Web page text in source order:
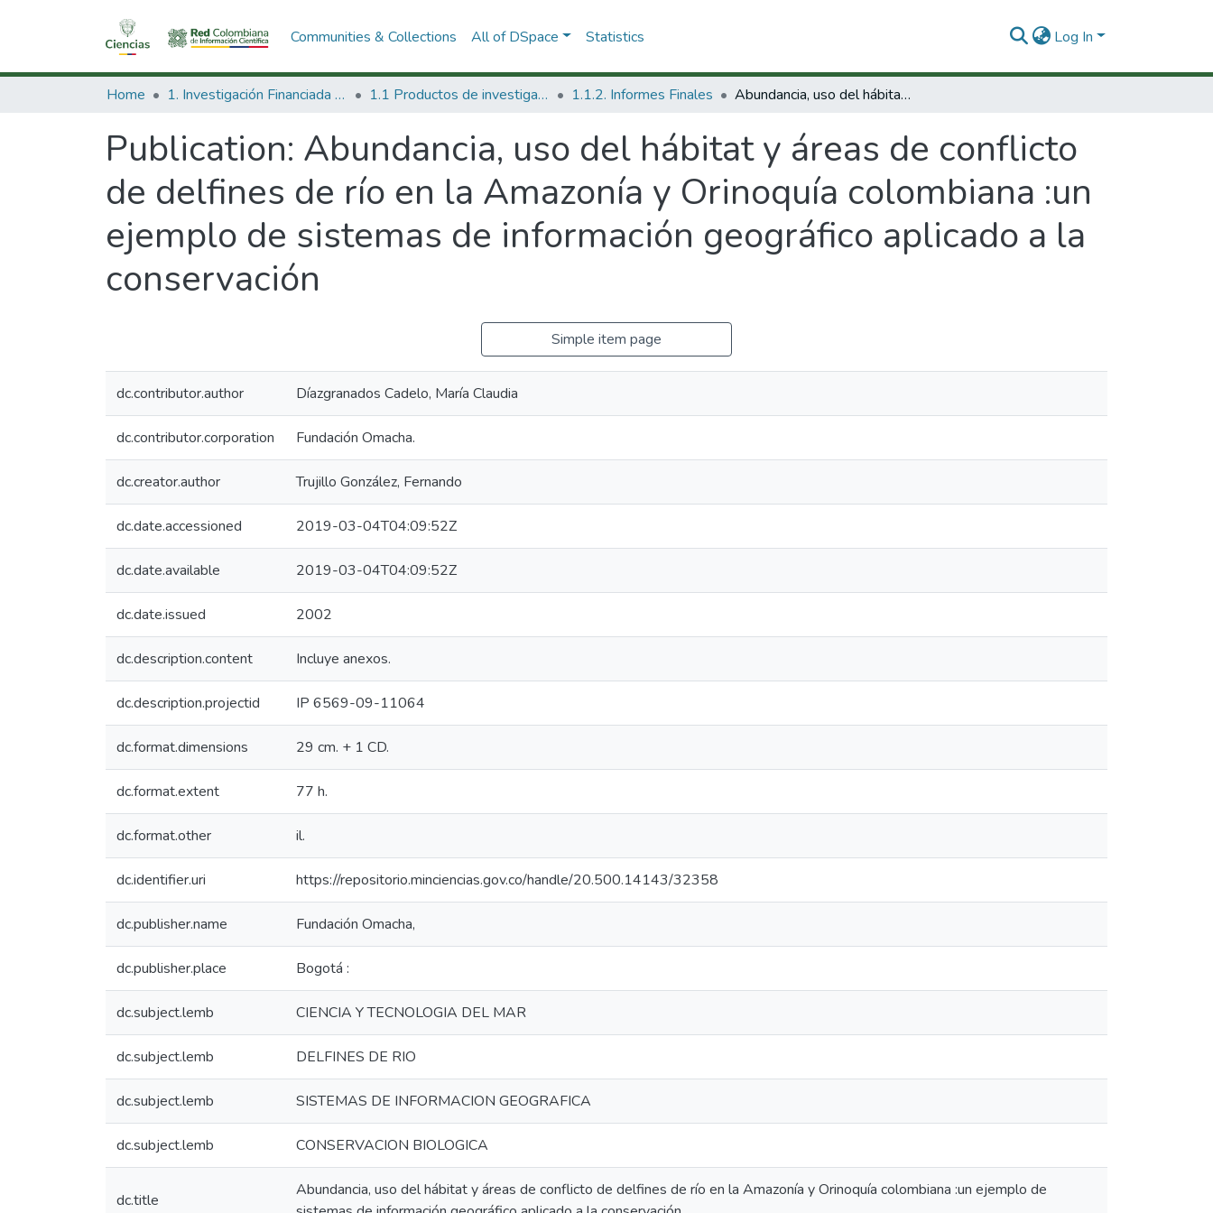
Communities & Collections All of DSpace Statistics Log In
Home 1. Investigación Financiada con Recursos Públicos 1.1 Productos de investigación 1.1.2. Informes Finales Abundancia, uso del hábitat y áreas de conflicto de delfines de río en la Amazonía y Orinoquía colombiana :un ejemplo de sistemas de información geográfico aplicado a la conservación
Publication: Abundancia, uso del hábitat y áreas de conflicto
de delfines de río en la Amazonía y Orinoquía colombiana :un
ejemplo de sistemas de información geográfico aplicado a la
conservación
Simple item page
dc.contributor.author Díazgranados Cadelo, María Claudia
dc.contributor.corporation Fundación Omacha.
dc.creator.author Trujillo González, Fernando
dc.date.accessioned 2019-03-04T04:09:52Z
dc.date.available 2019-03-04T04:09:52Z
dc.date.issued 2002
dc.description.content Incluye anexos.
dc.description.projectid IP 6569-09-11064
dc.format.dimensions 29 cm. + 1 CD.
dc.format.extent 77 h.
dc.format.other il.
dc.identifier.uri https://repositorio.minciencias.gov.co/handle/20.500.14143/32358
dc.publisher.name Fundación Omacha,
dc.publisher.place Bogotá :
dc.subject.lemb CIENCIA Y TECNOLOGIA DEL MAR
dc.subject.lemb DELFINES DE RIO
dc.subject.lemb SISTEMAS DE INFORMACION GEOGRAFICA
dc.subject.lemb CONSERVACION BIOLOGICA
dc.title
Abundancia, uso del hábitat y áreas de conflicto de delfines de río en la Amazonía y Orinoquía colombiana :un ejemplo de